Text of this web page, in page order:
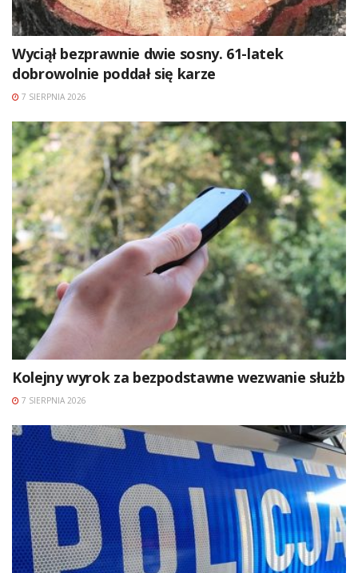
Wyciął bezprawnie dwie sosny. 61-latek
dobrowolnie poddał się karze
7 SIERPNIA 2026
Kolejny wyrok za bezpodstawne wezwanie służb
7 SIERPNIA 2026